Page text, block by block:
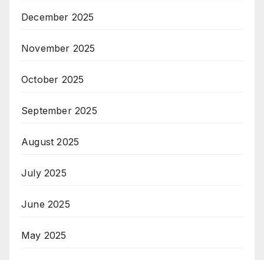
December 2025
November 2025
October 2025
September 2025
August 2025
July 2025
June 2025
May 2025